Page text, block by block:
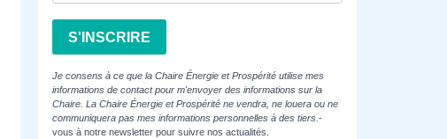
S'INSCRIRE
Je consens à ce que la Chaire Énergie et Prospérité utilise mes
informations de contact pour m'envoyer des informations sur la
Chaire. La Chaire Énergie et Prospérité ne vendra, ne louera ou ne
communiquera pas mes informations personnelles à des tiers. -
vous à notre newsletter pour suivre nos actualités.